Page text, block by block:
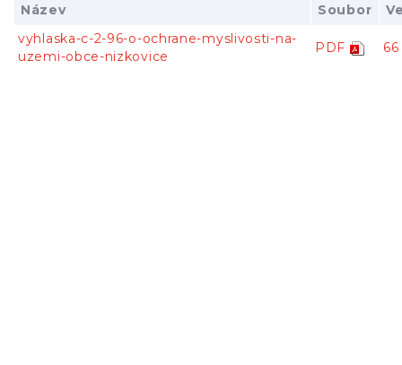
Název Soubor
vyhlaska-c-2-96-o-ochrane-myslivosti-na-
uzemi-obce-nizkovice
PDF